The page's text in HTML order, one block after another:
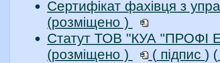
Сертифікат фахівця з
(розміщено )
Статут ТОВ "КУА
(розміщено )
( підпис ) (